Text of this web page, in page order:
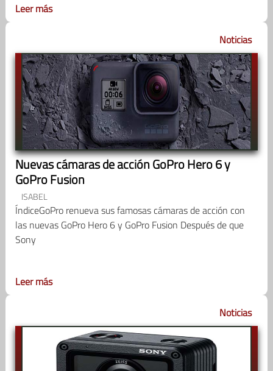
Leer más
Noticias
Nuevas cámaras de acción GoPro Hero 6 y
GoPro Fusion
ISABEL
ÍndiceGoPro renueva sus famosas cámaras de acción con
las nuevas GoPro Hero 6 y GoPro Fusion Después de que
Sony
Leer más
Noticias